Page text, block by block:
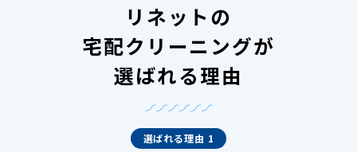
リネットの
宅配クリーニングが
選ばれる理由
選ばれる理由 1